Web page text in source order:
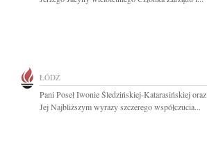
ŁÓDŹ
Pani Poseł Iwonie Śledzińskiej-Katarasińskiej oraz
Jej Najbliższym wyrazy szczerego współczucia...